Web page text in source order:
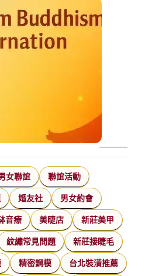
女聯誼 聯誼活動
婚友社 男女約會
音療 美睫店 新莊美甲
紋繡常見問題 新莊接睫毛
精密鋼模 台北裝潢推薦